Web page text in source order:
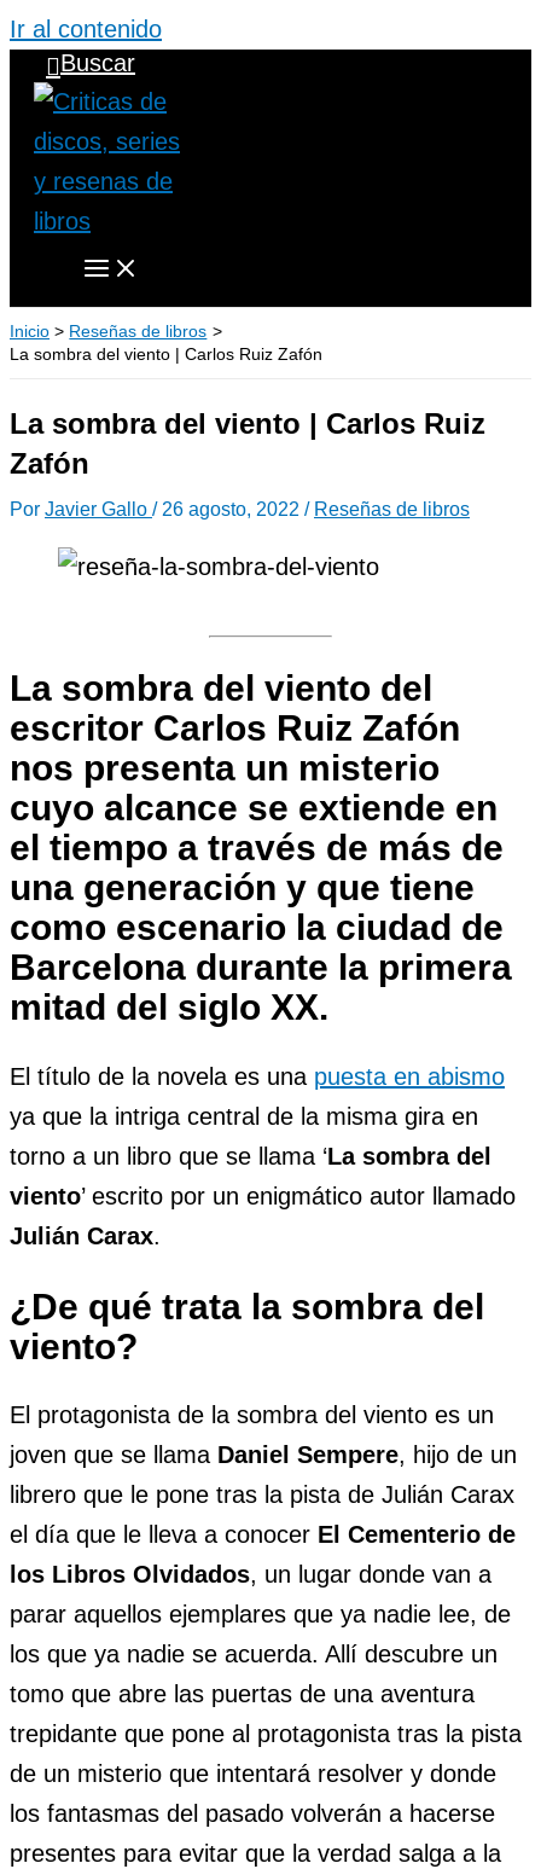
Ir al contenido
Buscar
Inicio
Reseñas de libros
La sombra del viento | Carlos Ruiz Zafón
La sombra del viento | Carlos Ruiz
Zafón
Por Javier Gallo / 26 agosto, 2022 / Reseñas de libros
La sombra del viento del
escritor Carlos Ruiz Zafón
nos presenta un misterio
cuyo alcance se extiende en
el tiempo a través de más de
una generación y que tiene
como escenario la ciudad de
Barcelona durante la primera
mitad del siglo XX.
El título de la novela es una puesta en abismo
ya que la intriga central de la misma gira en
torno a un libro que se llama ‘La sombra del
viento’ escrito por un enigmático autor llamado
Julián Carax.
¿De qué trata la sombra del
viento?
El protagonista de la sombra del viento es un
joven que se llama Daniel Sempere, hijo de un
librero que le pone tras la pista de Julián Carax
el día que le lleva a conocer El Cementerio de
los Libros Olvidados, un lugar donde van a
parar aquellos ejemplares que ya nadie lee, de
los que ya nadie se acuerda. Allí descubre un
tomo que abre las puertas de una aventura
trepidante que pone al protagonista tras la pista
de un misterio que intentará resolver y donde
los fantasmas del pasado volverán a hacerse
presentes para evitar que la verdad salga a la